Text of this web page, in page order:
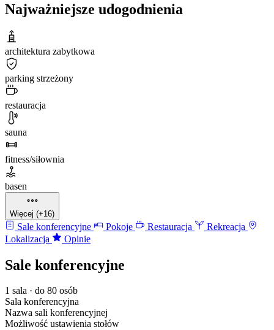
Najważniejsze udogodnienia
architektura zabytkowa
parking strzeżony
restauracja
sauna
fitness/siłownia
basen
Więcej (+16)
Sale konferencyjne Pokoje Restauracja
Rekreacja
Lokalizacja
Opinie
Sale konferencyjne
1 sala · do 80 osób
Sala konferencyjna
Nazwa sali konferencyjnej
Możliwość ustawienia stołów